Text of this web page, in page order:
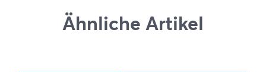
Ähnliche Artikel